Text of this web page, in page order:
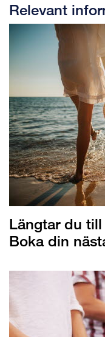
Relevant
Längtar du
Boka din